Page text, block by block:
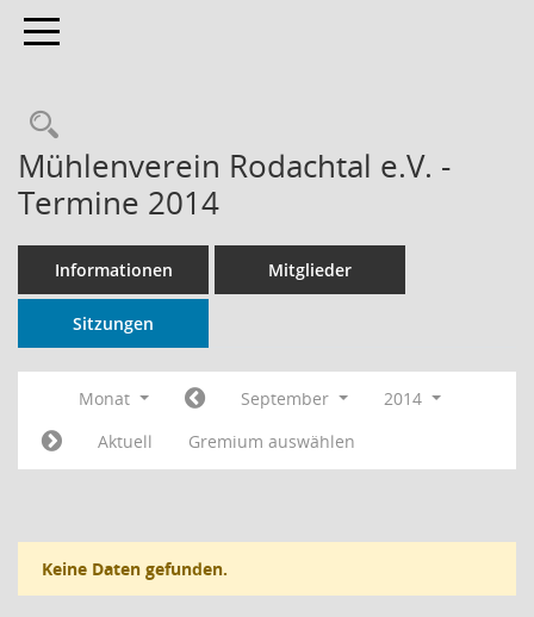
Toggle navigation
Rechercheauswahl
Mühlenverein Rodachtal e.V. -
Termine 2014
Informationen Mitglieder
Sitzungen
Monat September
2014
Aktuell
Gremium auswählen
Keine Daten gefunden.